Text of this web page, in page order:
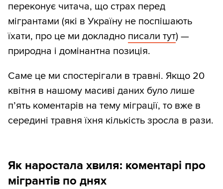
переконує читача, що страх перед
мігрантами (які в Україну не поспішають
їхати, про це ми докладно писали тут) —
природна і домінантна позиція.
Саме це ми спостерігали в травні. Якщо 20
квітня в нашому масиві даних було лише
п’ять коментарів на тему міграції, то вже в
середині травня їхня кількість зросла в рази.
Як наростала хвиля: коментарі про
мігрантів по днях